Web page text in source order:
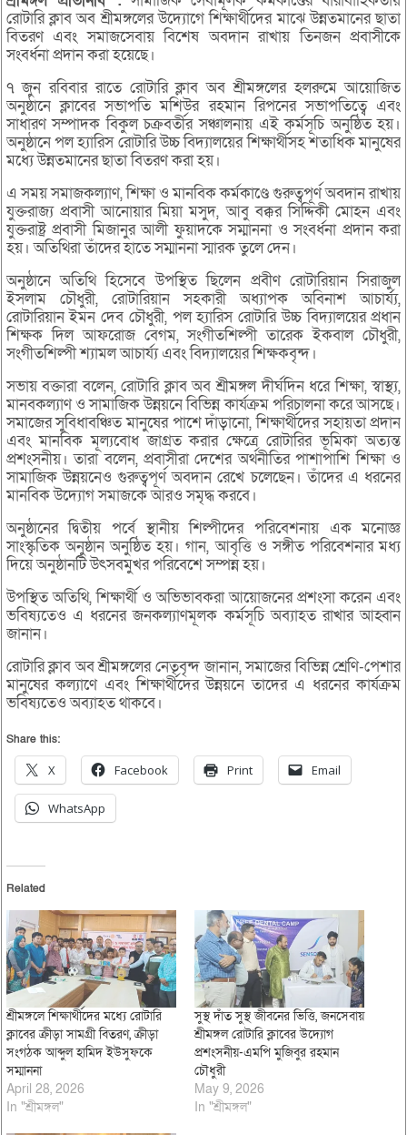
রোটারি ক্লাব অব শ্রীমঙ্গলের উদ্যোগে শিক্ষার্থীদের মাঝে উন্নতমানের ছাতা
বিতরণ এবং সমাজসেবায় বিশেষ অবদান রাখায় তিনজন প্রবাসীকে
সংবর্ধনা প্রদান করা হয়েছে।
৭ জুন রবিবার রাতে রোটারি ক্লাব অব শ্রীমঙ্গলের হলরুমে আয়োজিত
অনুষ্ঠানে ক্লাবের সভাপতি মশিউর রহমান রিপনের সভাপতিত্বে এবং
সাধারণ সম্পাদক বিকুল চক্রবর্তীর সঞ্চালনায় এই কর্মসূচি অনুষ্ঠিত হয়।
অনুষ্ঠানে পল হ্যারিস রোটারি উচ্চ বিদ্যালয়ের শিক্ষার্থীসহ শতাধিক মানুষের
মধ্যে উন্নতমানের ছাতা বিতরণ করা হয়।
এ সময় সমাজকল্যাণ, শিক্ষা ও মানবিক কর্মকাণ্ডে গুরুত্বপূর্ণ অবদান রাখায়
যুক্তরাজ্য প্রবাসী আনোয়ার মিয়া মসুদ, আবু বক্কর সিদ্দিকী মোহন এবং
যুক্তরাষ্ট্র প্রবাসী মিজানুর আলী ফুয়াদকে সম্মাননা ও সংবর্ধনা প্রদান করা
হয়। অতিথিরা তাঁদের হাতে সম্মাননা স্মারক তুলে দেন।
অনুষ্ঠানে অতিথি হিসেবে উপস্থিত ছিলেন প্রবীণ রোটারিয়ান সিরাজুল
ইসলাম চৌধুরী, রোটারিয়ান সহকারী অধ্যাপক অবিনাশ আচার্য্য,
রোটারিয়ান ইমন দেব চৌধুরী, পল হ্যারিস রোটারি উচ্চ বিদ্যালয়ের প্রধান
শিক্ষক দিল আফরোজ বেগম, সংগীতশিল্পী তারেক ইকবাল চৌধুরী,
সংগীতশিল্পী শ্যামল আচার্য্য এবং বিদ্যালয়ের শিক্ষকবৃন্দ।
সভায় বক্তারা বলেন, রোটারি ক্লাব অব শ্রীমঙ্গল দীর্ঘদিন ধরে শিক্ষা, স্বাস্থ্য,
মানবকল্যাণ ও সামাজিক উন্নয়নে বিভিন্ন কার্যক্রম পরিচালনা করে আসছে।
সমাজের সুবিধাবঞ্চিত মানুষের পাশে দাঁড়ানো, শিক্ষার্থীদের সহায়তা প্রদান
এবং মানবিক মূল্যবোধ জাগ্রত করার ক্ষেত্রে রোটারির ভূমিকা অত্যন্ত
প্রশংসনীয়। তারা বলেন, প্রবাসীরা দেশের অর্থনীতির পাশাপাশি শিক্ষা ও
সামাজিক উন্নয়নেও গুরুত্বপূর্ণ অবদান রেখে চলেছেন। তাঁদের এ ধরনের
মানবিক উদ্যোগ সমাজকে আরও সমৃদ্ধ করবে।
অনুষ্ঠানের দ্বিতীয় পর্বে স্থানীয় শিল্পীদের পরিবেশনায় এক মনোজ্ঞ
সাংস্কৃতিক অনুষ্ঠান অনুষ্ঠিত হয়। গান, আবৃত্তি ও সঙ্গীত পরিবেশনার মধ্য
দিয়ে অনুষ্ঠানটি উৎসবমুখর পরিবেশে সম্পন্ন হয়।
উপস্থিত অতিথি, শিক্ষার্থী ও অভিভাবকরা আয়োজনের প্রশংসা করেন এবং
ভবিষ্যতেও এ ধরনের জনকল্যাণমূলক কর্মসূচি অব্যাহত রাখার আহ্বান
জানান।
রোটারি ক্লাব অব শ্রীমঙ্গলের নেতৃবৃন্দ জানান, সমাজের বিভিন্ন শ্রেণি-পেশার
মানুষের কল্যাণে এবং শিক্ষার্থীদের উন্নয়নে তাদের এ ধরনের কার্যক্রম
ভবিষ্যতেও অব্যাহত থাকবে।
Share this:
X Facebook Print Email
WhatsApp
Related
শ্রীমঙ্গলে শিক্ষার্থীদের মধ্যে রোটারি
ক্লাবের ক্রীড়া সামগ্রী বিতরণ, ক্রীড়া
সংগঠক আব্দুল হামিদ ইউসুফকে
সম্মাননা
April 28, 2026
In "শ্রীমঙ্গল"
সুস্থ দাঁত সুস্থ জীবনের ভিত্তি, জনসেবায়
শ্রীমঙ্গল রোটারি ক্লাবের উদ্যোগ
প্রশংসনীয়-এমপি মুজিবুর রহমান
চৌধুরী
May 9, 2026
In "শ্রীমঙ্গল"